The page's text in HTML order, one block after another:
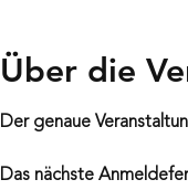
Über die
Der genaue
Das nächste